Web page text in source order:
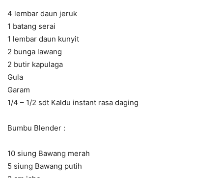
4 lembar daun jeruk
1 batang serai
1 lembar daun kunyit
2 bunga lawang
2 butir kapulaga
Gula
Garam
1/4 – 1/2 sdt Kaldu instant rasa daging
Bumbu Blender :
10 siung Bawang merah
5 siung Bawang putih